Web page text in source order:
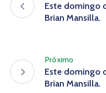
Este domingo
Brian Mansilla.
Próximo
Este domingo
Brian Mansilla.